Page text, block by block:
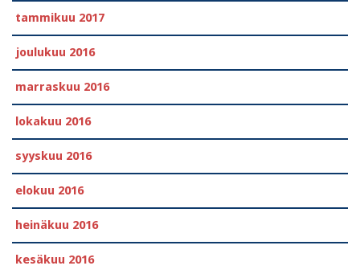
tammikuu 2017
joulukuu 2016
marraskuu 2016
lokakuu 2016
syyskuu 2016
elokuu 2016
heinäkuu 2016
kesäkuu 2016